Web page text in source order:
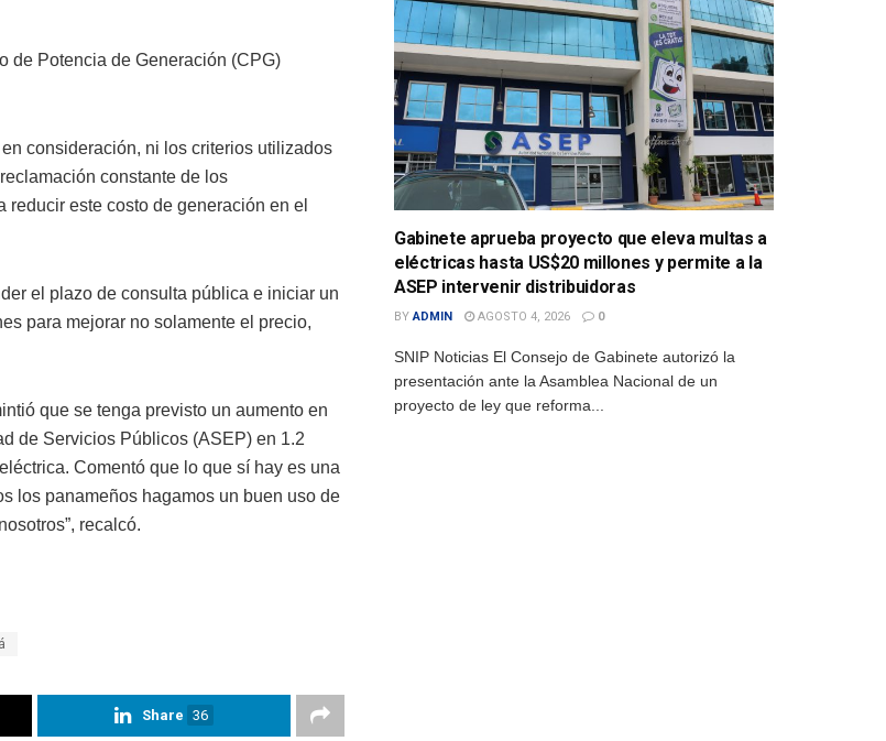
de Potencia de Generación (CPG)
consideración, ni los criterios utilizados
constante de los
este costo de generación en el
el plazo de consulta pública e iniciar un
para mejorar no solamente el precio,
que se tenga previsto un aumento en
de Servicios Públicos (ASEP) en 1.2
Comentó que lo que sí hay es una
los panameños hagamos un buen uso de
recalcó.
Share 36
Gabinete aprueba proyecto que eleva multas a
eléctricas hasta US$20 millones y permite a la
ASEP intervenir distribuidoras
BY ADMIN AGOSTO 4, 2026 0
SNIP Noticias El Consejo de Gabinete autorizó la
presentación ante la Asamblea Nacional de un
proyecto de ley que reforma...